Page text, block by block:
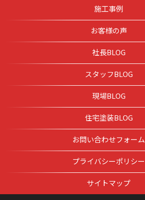
施工事例
お客様の声
社長BLOG
スタッフBLOG
現場BLOG
住宅塗装BLOG
お問い合わせフォーム
プライバシーポリシー
サイトマップ